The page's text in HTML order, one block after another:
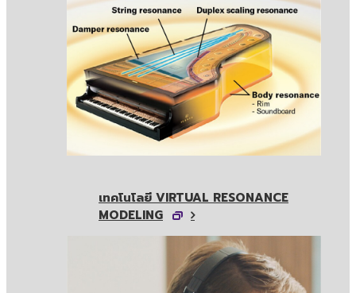
เทคโนโลยี VIRTUAL RESONANCE
MODELING